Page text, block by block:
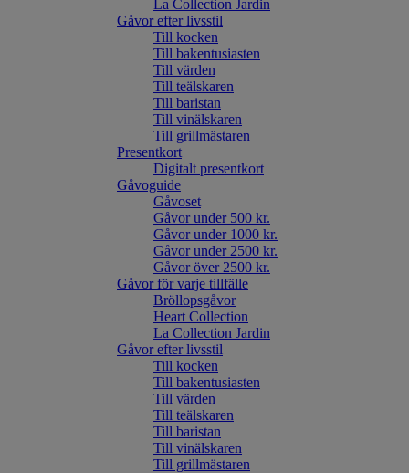
La Collection Jardin
Gåvor efter livsstil
Till kocken
Till bakentusiasten
Till värden
Till teälskaren
Till baristan
Till vinälskaren
Till grillmästaren
Presentkort
Digitalt presentkort
Gåvoguide
Gåvoset
Gåvor under 500 kr.
Gåvor under 1000 kr.
Gåvor under 2500 kr.
Gåvor över 2500 kr.
Gåvor för varje tillfälle
Bröllopsgåvor
Heart Collection
La Collection Jardin
Gåvor efter livsstil
Till kocken
Till bakentusiasten
Till värden
Till teälskaren
Till baristan
Till vinälskaren
Till grillmästaren